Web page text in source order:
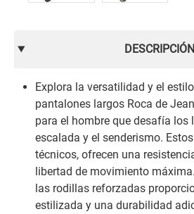
DESCRIPCIÓN
Explora la versatilidad y el
pantalones largos Roca de
para el hombre que desafía los
escalada y el senderismo.
técnicos, ofrecen una
libertad de movimiento
las rodillas reforzadas
estilizada y una durabilidad